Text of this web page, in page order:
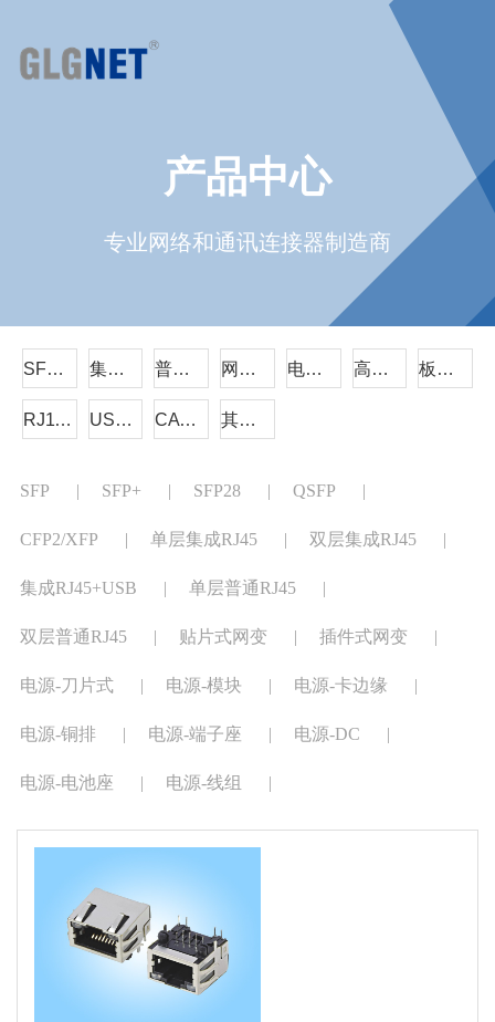
产品中心
专业网络和通讯连接器制造商
SFP/QSFP 集成RJ45 普通RJ45 网络变压器 电源连接器 高速线缆组件 板对板连接器
RJ11电话插座 USB/TYPE-C/HDMI CAT6A 其它系列
SFP | SFP+ | SFP28 | QSFP |
CFP2/XFP | 单层集成RJ45 | 双层集成RJ45 |
集成RJ45+USB | 单层普通RJ45 |
双层普通RJ45 | 贴片式网变 | 插件式网变 |
电源-刀片式 | 电源-模块 | 电源-卡边缘 |
电源-铜排 | 电源-端子座 | 电源-DC |
电源-电池座 | 电源-线组 |